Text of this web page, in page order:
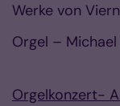
Werke von
Orgel –
Orgelkonzert-